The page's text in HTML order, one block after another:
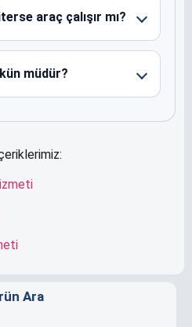
araç çalışır mı?
müdür?
Ara